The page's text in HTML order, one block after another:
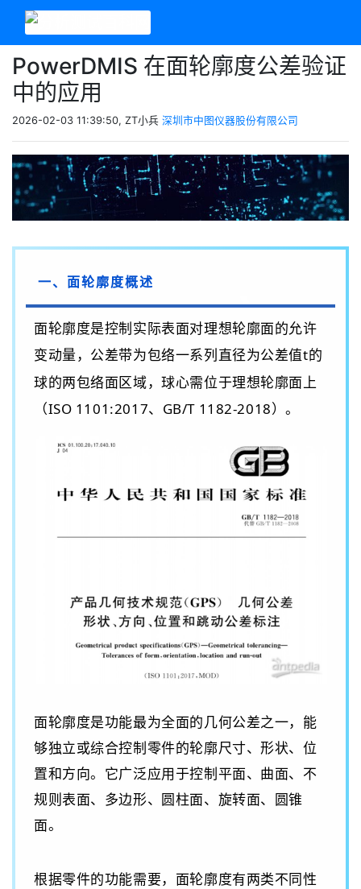
PowerDMIS 在面轮廓度公差验证
中的应用
2026-02-03 11:39:50, ZT小兵 深圳市中图仪器股份有限公司
一、面轮廓度概述
面轮廓度是控制实际表面对理想轮廓面的允许
变动量，公差带为包络一系列直径为公差值t的
球的两包络面区域，球心需位于理想轮廓面上
（ISO 1101:2017、 GB/T 1182-2018）。
面轮廓度是功能最为全面的几何公差之一，能
够独立或综合控制零件的轮廓尺寸、形状、位
置和方向。它广泛应用于控制平面、曲面、不
规则表面、多边形、圆柱面、旋转面、圆锥
面。
根据零件的功能需要， 面轮廓度有两类不同性